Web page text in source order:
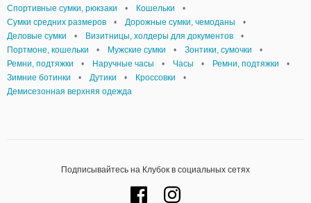
Спортивные сумки, рюкзаки
• Кошельки
•
Сумки средних размеров
• Дорожные сумки, чемоданы
•
Деловые сумки
• Визитницы, холдеры для документов
•
Портмоне, кошельки
• Мужские сумки • Зонтики, сумочки
•
Ремни, подтяжки
• Наручные часы • Часы • Ремни, подтяжки
•
Зимние ботинки
• Дутики • Кроссовки
•
Демисезонная верхняя одежда
Подписывайтесь на Клубок в социальных сетях